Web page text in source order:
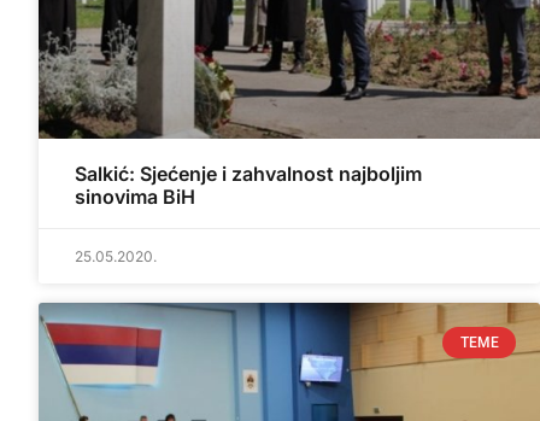
Salkić: Sjećenje i zahvalnost najboljim
sinovima BiH
25.05.2020.
TEME